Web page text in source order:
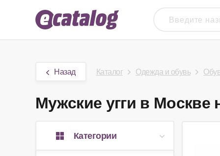
Назад Каталог Одежда и обувь
Мужские угги в Москве
Категории